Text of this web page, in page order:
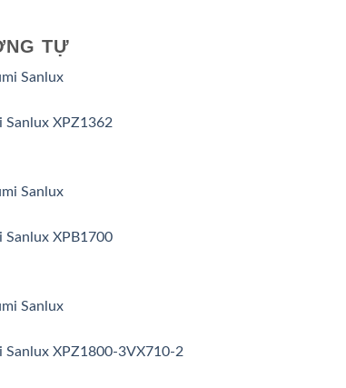
TỰ
Sanlux XPZ1362
Sanlux XPB1700
Sanlux XPZ1800-3VX710-2